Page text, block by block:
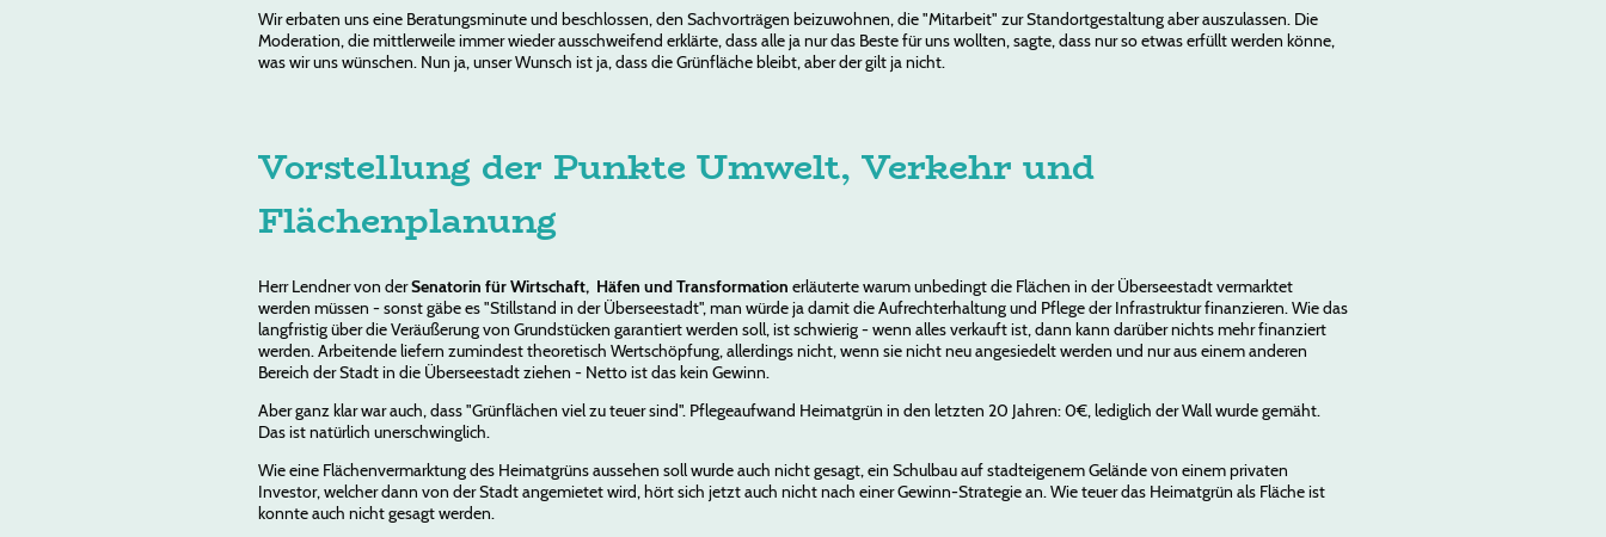
Wir erbaten uns eine Beratungsminute und beschlossen, den Sachvorträgen beizuwohnen, die "Mitarbeit" zur Standortgestaltung aber auszulassen. Die
Moderation, die mittlerweile immer wieder ausschweifend erklärte, dass alle ja nur das Beste für uns wollten, sagte, dass nur so etwas erfüllt werden könne,
was wir uns wünschen. Nun ja, unser Wunsch ist ja, dass die Grünfläche bleibt, aber der gilt ja nicht.
Vorstellung der Punkte Umwelt, Verkehr und
Flächenplanung
Herr Lendner von derSenatorin für Wirtschaft, Häfen und Transformation erläuterte warum unbedingt die Flächen in der Überseestadt vermarktet
werden müssen - sonst gäbe es "Stillstand in der Überseestadt", man würde ja damit die Aufrechterhaltung und Pflege der Infrastruktur finanzieren. Wie das
langfristig über die Veräußerung von Grundstücken garantiert werden soll, ist schwierig - wenn alles verkauft ist, dann kann darüber nichts mehr finanziert
werden. Arbeitende liefern zumindest theoretisch Wertschöpfung, allerdings nicht, wenn sie nicht neu angesiedelt werden und nur aus einem anderen
Bereich der Stadt in die Überseestadt ziehen - Netto ist das kein Gewinn.
Aber ganz klar war auch, dass "Grünflächen viel zu teuer sind". Pflegeaufwand Heimatgrün in den letzten 20 Jahren: 0€, lediglich der Wall wurde gemäht.
Das ist natürlich unerschwinglich.
Wie eine Flächenvermarktung des Heimatgrüns aussehen soll wurde auch nicht gesagt, ein Schulbau auf stadteigenem Gelände von einem privaten
Investor, welcher dann von der Stadt angemietet wird, hört sich jetzt auch nicht nach einer Gewinn-Strategie an. Wie teuer das Heimatgrün als Fläche ist
konnte auch nicht gesagt werden.